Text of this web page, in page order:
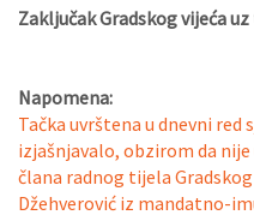
Zaključak Gradskog vijeća
Napomena:
Tačka uvrštena u dnevni red
izjašnjavalo, obzirom da
člana radnog tijela
Džehverović iz mandatno-